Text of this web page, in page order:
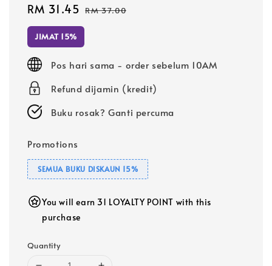
Sale
price
RM 31.45 Regular
RM 37.00
JIMAT 15%
Pos hari sama - order sebelum 10AM
Refund dijamin (kredit)
Buku rosak? Ganti percuma
Promotions
SEMUA BUKU DISKAUN 15%
You will earn 31 LOYALTY POINT with this
purchase
Quantity